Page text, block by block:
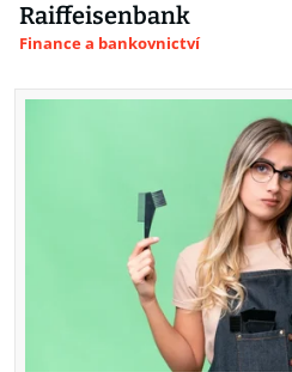
Raiffeisenbank
Finance a bankovnictví